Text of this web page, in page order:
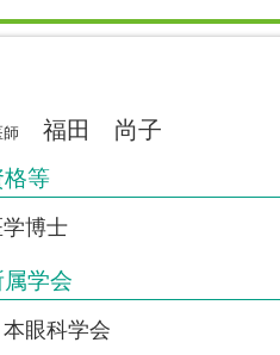
師 福田 尚子
格等
博士
属学会
眼科学会